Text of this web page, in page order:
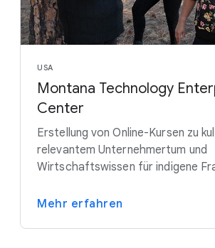
USA
Montana Technology
Center
Erstellung von Online-Kursen zu
relevantem Unternehmertum und
Wirtschaftswissen für indigene
Mehr erfahren